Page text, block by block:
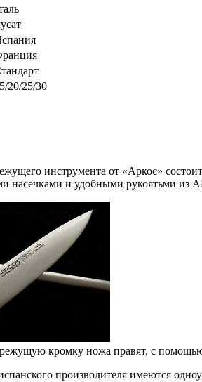
20/25/30
инструмента от «Аркос»
насечками и удобными рукоятьми
кромку ножа правят, с
производителя имеются